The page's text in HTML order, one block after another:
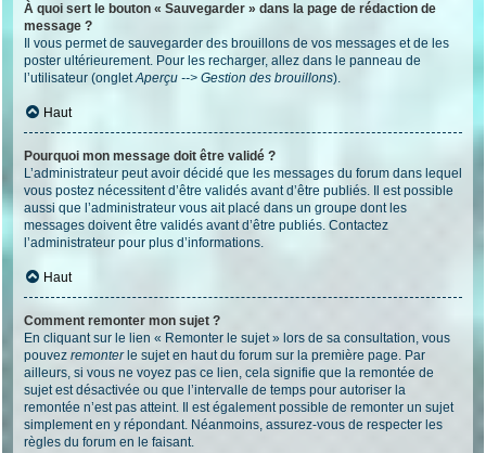
À quoi sert le bouton « Sauvegarder » dans la page de rédaction de
message ?
Il vous permet de sauvegarder des brouillons de vos messages et de les
poster ultérieurement. Pour les recharger, allez dans le panneau de
l’utilisateur (ongletAperçu --> Gestion des brouillons).
Haut
Pourquoi mon message doit être validé ?
L’administrateur peut avoir décidé que les messages du forum dans lequel
vous postez nécessitent d’être validés avant d’être publiés. Il est possible
aussi que l’administrateur vous ait placé dans un groupe dont les
messages doivent être validés avant d’être publiés. Contactez
l’administrateur pour plus d’informations.
Haut
Comment remonter mon sujet ?
En cliquant sur le lien « Remonter le sujet » lors de sa consultation, vous
pouvez remonterle sujet en haut du forum sur la première page. Par
ailleurs, si vous ne voyez pas ce lien, cela signifie que la remontée de
sujet est désactivée ou que l’intervalle de temps pour autoriser la
remontée n’est pas atteint. Il est également possible de remonter un sujet
simplement en y répondant. Néanmoins, assurez-vous de respecter les
règles du forum en le faisant.